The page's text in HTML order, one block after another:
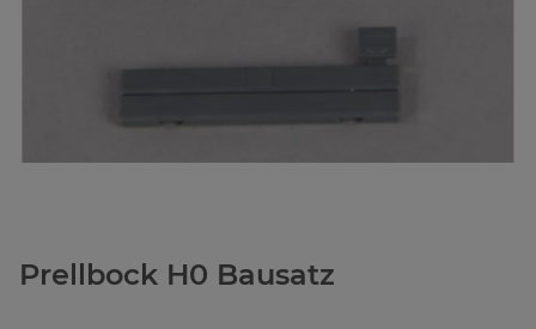
Prellbock H0 Bausatz